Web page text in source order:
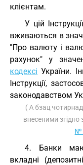
клієнтам.
У цій
вживаються в
"Про валюту і
рахунок" у
кодексі України.
Інструкції,
законодавством
( А бзац
внесеними
№
4. Банки
вкладні